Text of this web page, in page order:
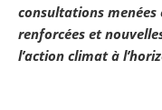
consultations menées
renforcées et
l’action climat à